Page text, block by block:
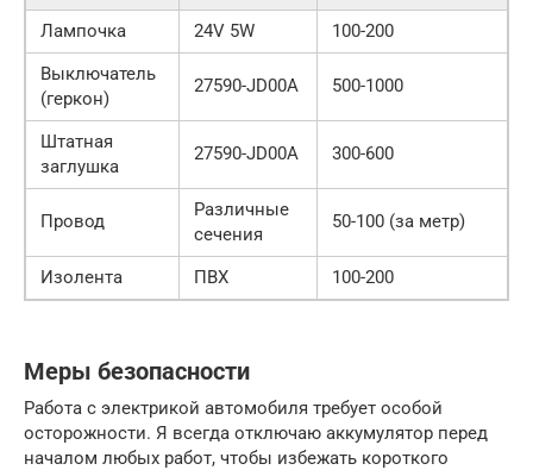
Лампочка
24V 5W
100-200
Выключатель
(геркон)
27590-JD00A 500-1000
Штатная
заглушка
27590-JD00A 300-600
Провод
Различные
сечения
50-100 (за метр)
Изолента ПВХ 100-200
Меры безопасности
Работа с электрикой автомобиля требует особой
осторожности. Я всегда отключаю аккумулятор перед
началом любых работ, чтобы избежать короткого